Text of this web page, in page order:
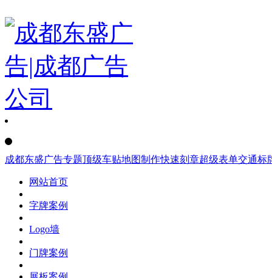
成都东盛广告专题顶级车贴地图制作快速刻章超级表单交通标
网站首页
字牌案例
Logo墙
门牌案例